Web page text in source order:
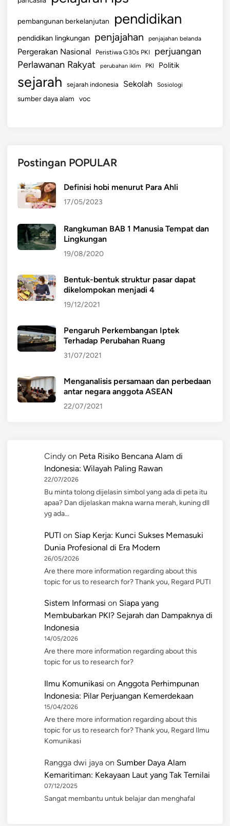
pembangunan berkelanjutan pendidikan
pendidikan lingkungan penjajahan penjajahan belanda
Pergerakan Nasional Peristiwa G30s PKI perjuangan
Perlawanan Rakyat perubahan iklim PKI Politik
sejarah sejarah indonesia Sekolah Sosiologi
sumber daya alam voc
Postingan POPULAR
Definisi hobi menurut Para Ahli
17/05/2023
Rangkuman BAB 1 Manusia Tempat dan
Lingkungan
19/08/2020
Bentuk-bentuk struktur pasar dapat
dikelompokan menjadi 4
19/12/2021
Pengaruh Perkembangan Iptek
Terhadap Perubahan Ruang
31/07/2021
Menganalisis persamaan dan perbedaan
antar negara anggota ASEAN
22/07/2021
Cindy on Peta Risiko Bencana Alam di
Indonesia: Wilayah Paling Rawan
22/07/2026
Bu minta tolong dijelasin simbol yang ada di peta itu
apaa? Dan dijelaskan makna warna merah, kuning dll
yg ada…
PUTI on Siap Kerja: Kunci Sukses Memasuki
Dunia Profesional di Era Modern
26/05/2026
Are there more information regarding about this
topic for us to research for? Thank you, Regard PUTI
Sistem Informasi on Siapa yang
Membubarkan PKI? Sejarah dan Dampaknya di
Indonesia
14/05/2026
Are there more information regarding about this
topic for us to research for?
Ilmu Komunikasi on Anggota Perhimpunan
Indonesia: Pilar Perjuangan Kemerdekaan
15/04/2026
Are there more information regarding about this
topic for us to research for? Thank you, Regard Ilmu
Komunikasi
Rangga dwi jaya on Sumber Daya Alam
Kemaritiman: Kekayaan Laut yang Tak Ternilai
07/12/2025
Sangat membantu untuk belajar dan menghafal